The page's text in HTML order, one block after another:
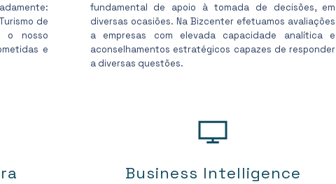
de
o nosso
e
fundamental de apoio à tomada de decisões, em
diversas ocasiões. Na Bizcenter efetuamos avaliações
a empresas com elevada capacidade analítica e
aconselhamentos estratégicos capazes de responder
a diversas questões.
Business Intelligence